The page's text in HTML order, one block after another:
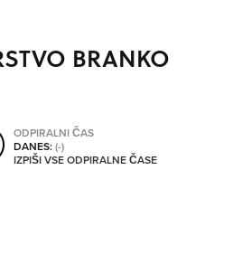
BRANKO
ODPIRALNI ČAS
DANES:(-)
IZPIŠI VSE ODPIRALNE ČASE